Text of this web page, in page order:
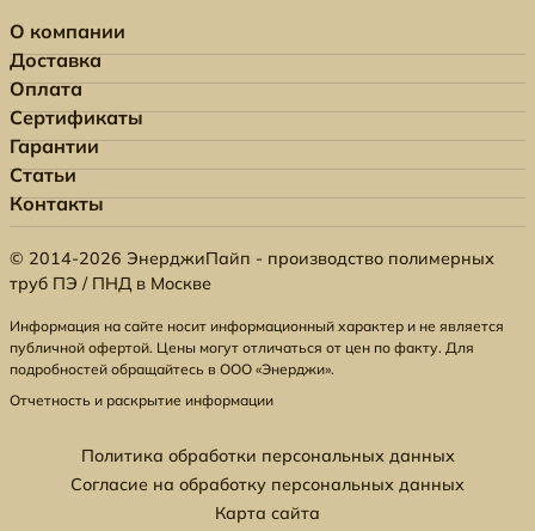
О компании
Доставка
Оплата
Сертификаты
Гарантии
Статьи
Контакты
© 2014-2026 ЭнерджиПайп - производство полимерных
труб ПЭ / ПНД в Москве
Информация на сайте носит информационный характер и не является
публичной офертой. Цены могут отличаться от цен по факту. Для
подробностей обращайтесь в ООО «Энерджи».
Отчетность и раскрытие информации
Политика обработки персональных данных
Согласие на обработку персональных данных
Карта сайта